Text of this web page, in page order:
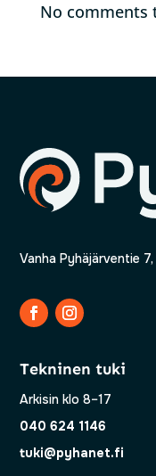
No comments
Vanha Pyhäjärventie
Tekninen tuki
Arkisin klo 8–17
040 624 1146
tuki@pyhanet.fi